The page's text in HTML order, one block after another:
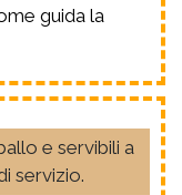
guida la
e servibili a
servizio.